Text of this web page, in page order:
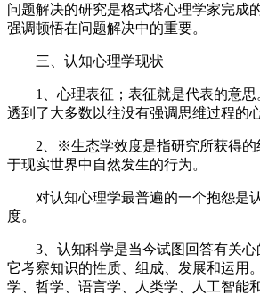
问题解决的研究是格式塔心理学家完成
强调顿悟在问题解决中的重要。
三、认知心理学现状
1、心理表征；表征就是代表的意思
透到了大多数以往没有强调思维过程的
2、※生态学效度是指研究所获得的
于现实世界中自然发生的行为。
对认知心理学最普遍的一个抱怨是
度。
3、认知科学是当今试图回答有关心
它考察知识的性质、组成、发展和运用
学、哲学、语言学、人类学、人工智能